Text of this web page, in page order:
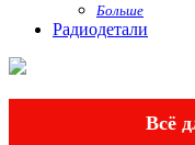
Больше
Радиодетали
Всё